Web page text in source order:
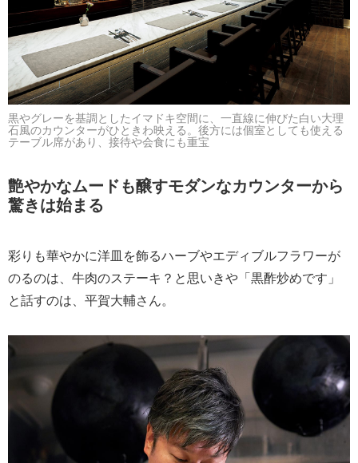
黒やグレーを基調としたイマドキ空間に、一直線に伸びた白い大理
石風のカウンターがひときわ映える。後方には個室としても使える
テーブル席があり、接待や会食にも重宝
艶やかなムードも醸すモダンなカウンターから
驚きは始まる
彩りも華やかに洋皿を飾るハーブやエディブルフラワーが
のるのは、牛肉のステーキ？と思いきや「黒酢炒めです」
と話すのは、平賀大輔さん。